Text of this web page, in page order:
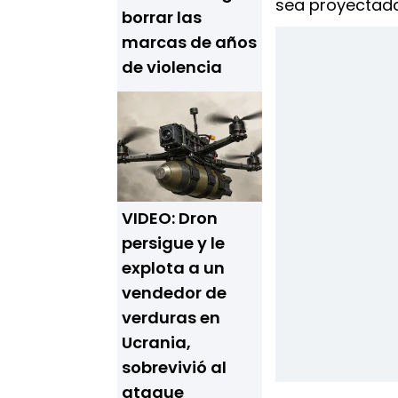
borrar las
marcas de años
de violencia
VIDEO: Dron
persigue y le
explota a un
vendedor de
verduras en
Ucrania,
sobrevivió al
ataque
sea